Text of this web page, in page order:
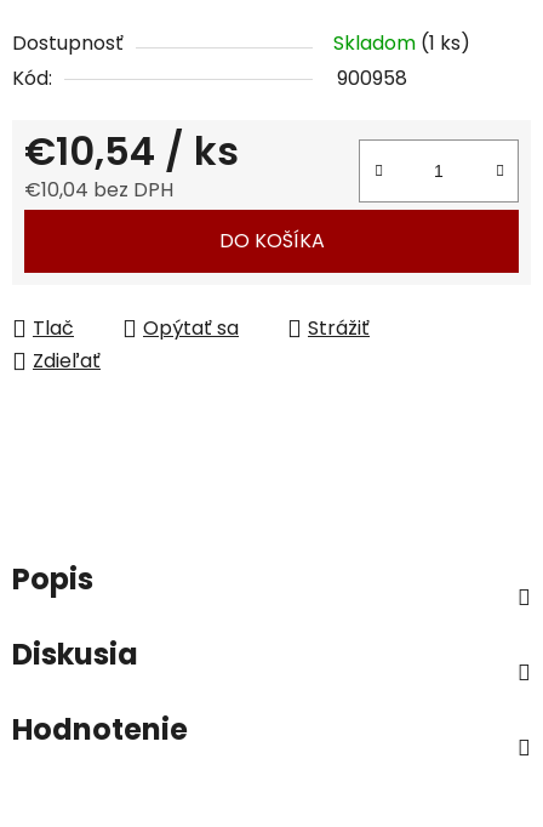
Dostupnosť Skladom (1 ks)
Kód:
900958
€10,54 / ks
€10,04 bez DPH
DO KOŠÍKA
Tlač Opýtať sa
Strážiť
Zdieľať
Popis
Diskusia
Hodnotenie